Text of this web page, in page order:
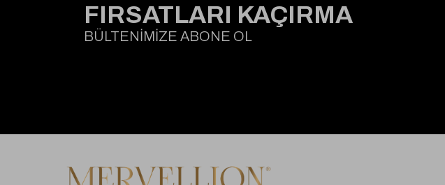
FIRSATLARI KAÇIRMA
BÜLTENİMİZE ABONE OL